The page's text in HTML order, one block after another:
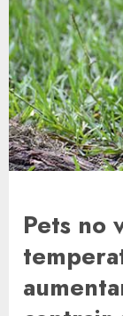
Pets no